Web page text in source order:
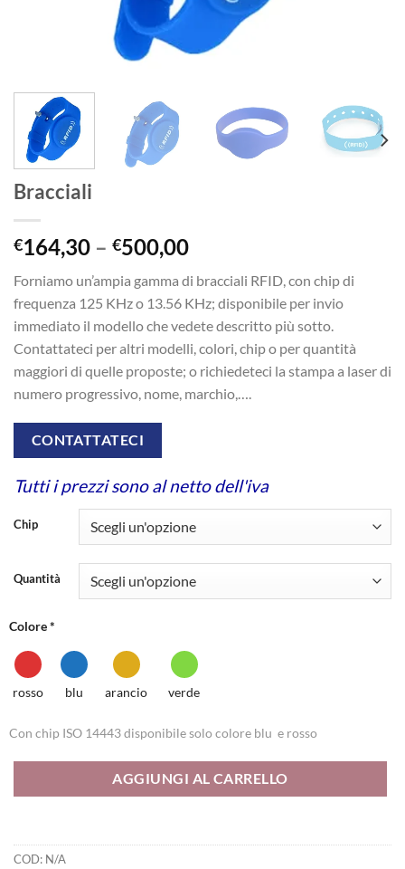
Bracciali
€164,30 – €500,00
Forniamo un’ampia gamma di bracciali RFID, con chip di
frequenza 125 KHz o 13.56 KHz; disponibile per invio
immediato il modello che vedete descritto più sotto.
Contattateci per altri modelli, colori, chip o per quantità
maggiori di quelle proposte; o richiedeteci la stampa a laser di
numero progressivo, nome, marchio,….
CONTATTATECI
Tutti i prezzi sono al netto dell'iva
Chip
Quantità
Colore*
rosso blu arancio verde
Con chip ISO 14443 disponibile solo colore blu e rosso
AGGIUNGI AL CARRELLO
COD: N/A